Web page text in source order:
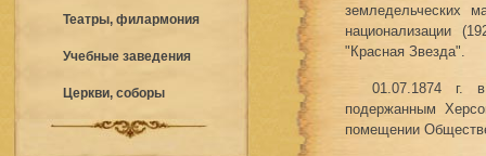
Театры, филармония
Учебные заведения
Церкви, соборы
земледельческих
национализации
"Красная Звезда".
01.07.1874 г. в
подержанным
помещении